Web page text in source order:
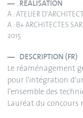
RÉALISATION
A : ATELIER
A : B+ ARCHITECTES
2015
DESCRIPTION (FR)
Le réaménagement
pour l'intégration
l'ensemble des
Lauréat du concours